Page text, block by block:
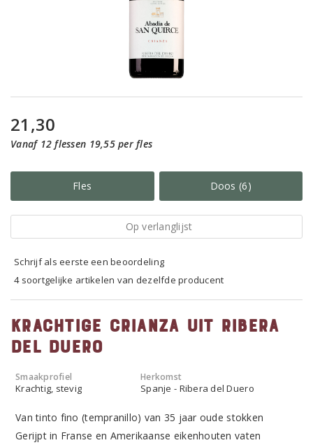
21,30
Vanaf 12 flessen 19,55 per fles
Fles Doos (6)
Op verlanglijst
Schrijf als eerste een beoordeling
4 soortgelijke artikelen van dezelfde producent
Krachtige Crianza uit Ribera
del Duero
Smaakprofiel
Krachtig, stevig
Herkomst
Spanje - Ribera del Duero
Van tinto fino (tempranillo) van 35 jaar oude stokken
Gerijpt in Franse en Amerikaanse eikenhouten vaten